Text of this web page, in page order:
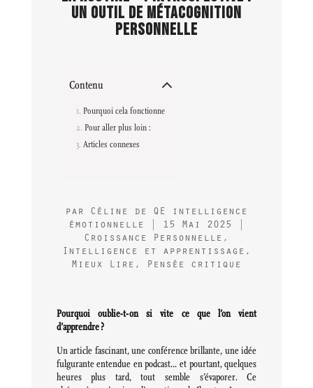
UN OUTIL DE MÉTACOGNITION
PERSONNELLE
Contenu
Pourquoi cela fonctionne
Pour aller plus loin :
Articles connexes
par Céline de QE intelligence
émotionnelle
15 Mai 2025
Croissance Personnelle ,
Intelligence et apprentissage ,
Mieux Lire , Pensée critique
Pourquoi oublie-t-on si vite ce que l’on vient
d’apprendre ?
Un article fascinant, une conférence brillante, une idée
fulgurante entendue en podcast… et pourtant, quelques
heures plus tard, tout semble s’évaporer. Ce